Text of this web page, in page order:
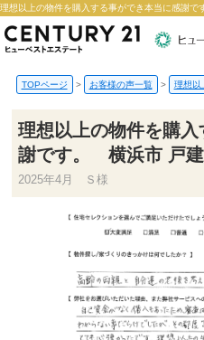
TOPページ > お客様の声一覧 > 理想以
理想以上の物件を購
謝です。 横浜市 戸
2025年4月 Ｓ様